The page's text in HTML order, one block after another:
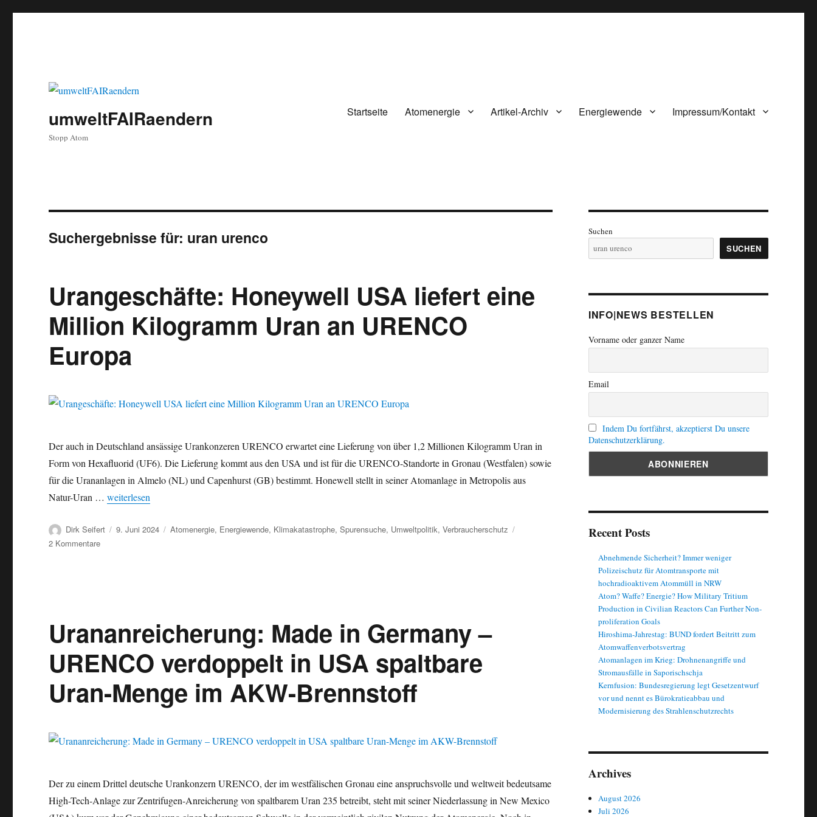
umweltFAIRaendern
Stopp Atom
Startseite Atomenergie Artikel-Archiv Energiewende Impressum/Kontakt
Suchergebnisse für: uran urenco
Urangeschäfte: Honeywell USA liefert eine
Million Kilogramm Uran an URENCO
Europa
Der auch in Deutschland ansässige Urankonzeren URENCO erwartet eine Lieferung von über 1,2 Millionen Kilogramm Uran in
Form von Hexafluorid (UF6). Die Lieferung kommt aus den USA und ist für die URENCO-Standorte in Gronau (Westfalen) sowie
für die Urananlagen in Almelo (NL) und Capenhurst (GB) bestimmt. Honewell stellt in seiner Atomanlage in Metropolis aus
Natur-Uran …„Urangeschäfte: Honeywell USA liefert eine Million Kilogramm Uran an URENCO Europa“
weiterlesen
Autor
Dirk Seifert
Veröffentlicht
9. Juni 2024 Kategorien
Atomenergie, Energiewende, Klimakatastrophe,Spurensuche, Umweltpolitik,Verbraucherschutz
2 Kommentarezu
Kilogramm
Uran
an
URENCO
Europa
Urananreicherung: Made in Germany –
URENCO verdoppelt in USA spaltbare
Uran-Menge im AKW-Brennstoff
Der zu einem Drittel deutsche Urankonzern URENCO, der im westfälischen Gronau eine anspruchsvolle und weltweit bedeutsame
High-Tech-Anlage zur Zentrifugen-Anreicherung von spaltbarem Uran 235 betreibt, steht mit seiner Niederlassung in New Mexico
Suchen
SUCHEN
INFO|NEWS BESTELLEN
Vorname oder ganzer Name
Email
Indem Du fortfährst, akzeptierst Du unsere
Datenschutzerklärung.
Recent Posts
Abnehmende Sicherheit? Immer weniger
Polizeischutz für Atomtransporte mit
hochradioaktivem Atommüll in NRW
Atom? Waffe? Energie? How Military Tritium
Production in Civilian Reactors Can Further Non-
proliferation Goals
Hiroshima-Jahrestag: BUND fordert Beitritt zum
Atomwaffenverbotsvertrag
Atomanlagen im Krieg: Drohnenangriffe und
Stromausfälle in Saporischschja
Kernfusion: Bundesregierung legt Gesetzentwurf
vor und nennt es Bürokratieabbau und
Modernisierung des Strahlenschutzrechts
Archives
August 2026
Juli 2026